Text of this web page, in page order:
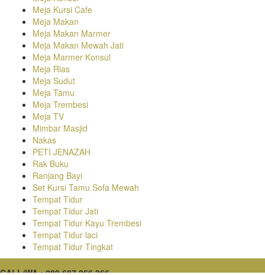
Meja Kursi Cafe
Meja Makan
Meja Makan Marmer
Meja Makan Mewah Jati
Meja Marmer Konsul
Meja Rias
Meja Sudut
Meja Tamu
Meja Trembesi
Meja TV
Mimbar Masjid
Nakas
PETI JENAZAH
Rak Buku
Ranjang Bayi
Set Kursi Tamu Sofa Mewah
Tempat Tidur
Tempat Tidur Jati
Tempat Tidur Kayu Trembesi
Tempat Tidur laci
Tempat Tidur Tingkat
CALL/WA : 089 687 366 366